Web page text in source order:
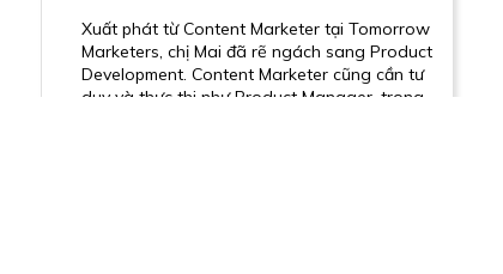
Xuất phát từ Content Marketer tại Tomorrow
Marketers, chị Mai đã rẽ ngách sang Product
Development. Content Marketer cũng cần tư
duy và thực thi như Product Manager, trong